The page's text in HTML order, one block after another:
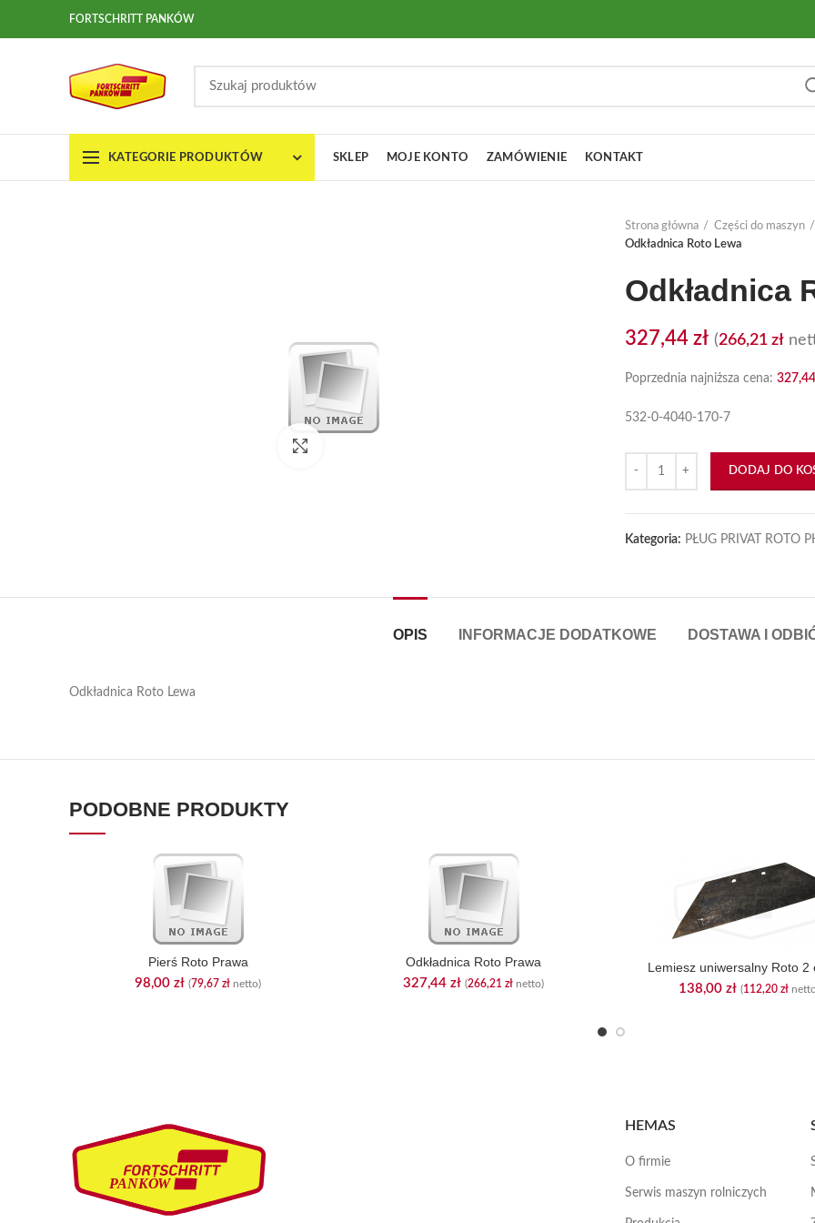
FORTSCHRITT PANKÓW
KATEGORIE PRODUKTÓW SKLEP MOJE KONTO ZAMÓWIENIE KONTAKT
Strona główna Części do maszyn
Odkładnica Roto Lewa
Odkładnica
327,44 zł (266,21 zł
Poprzednia najniższa cena: 327,44
532-0-4040-170-7
DODAJ DO
Kategoria: PŁUG PRIVAT ROTO
OPIS INFORMACJE DODATKOWE DOSTAWA I
Odkładnica Roto Lewa
PODOBNE PRODUKTY
Pierś Roto Prawa
98,00 zł (79,67 zł netto)
Odkładnica Roto Prawa
327,44 zł (266,21 zł netto)
Lemiesz uniwersalny Roto 2
138,00 zł (112,20 zł
HEMAS
O firmie
Serwis maszyn rolniczych